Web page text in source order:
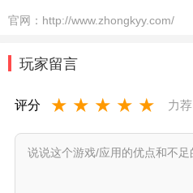
官网： http://www.zhongkyy.com/
玩家留言
评分 ★ ★ ★ ★ ★ 力荐